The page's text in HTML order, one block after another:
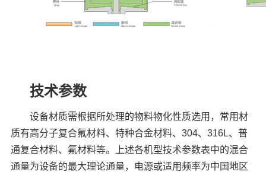
技术参数
设备材质需根据所处理的物料物化性质选用，常用材
质有高分子复合氟材料、特种合金材料、304、316L、普
通复合材料、氟材料等。上述各机型技术参数表中的混合
通量为设备的最大理论通量，电源或适用频率为中国地区